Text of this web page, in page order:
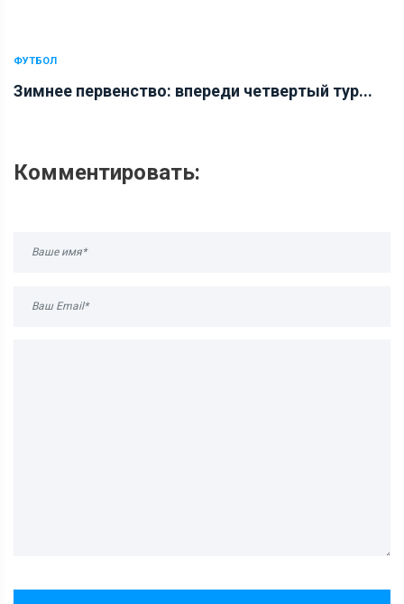
ФУТБОЛ
Зимнее первенство: впереди четвертый тур...
Комментировать: